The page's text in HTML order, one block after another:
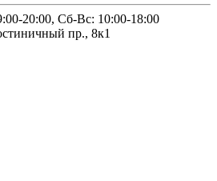
20:00, Сб-Вс: 10:00-18:00
пр., 8к1